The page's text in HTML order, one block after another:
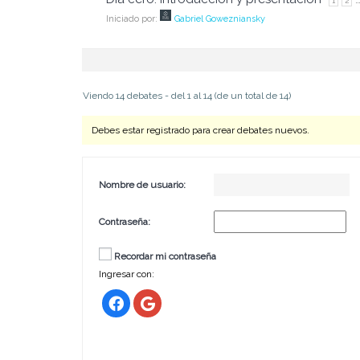
Iniciado por: Gabriel Gowezniansky
Viendo 14 debates - del 1 al 14 (de un total de 14)
Debes estar registrado para crear debates nuevos.
Nombre de usuario:
Contraseña:
Recordar mi contraseña
Ingresar con: